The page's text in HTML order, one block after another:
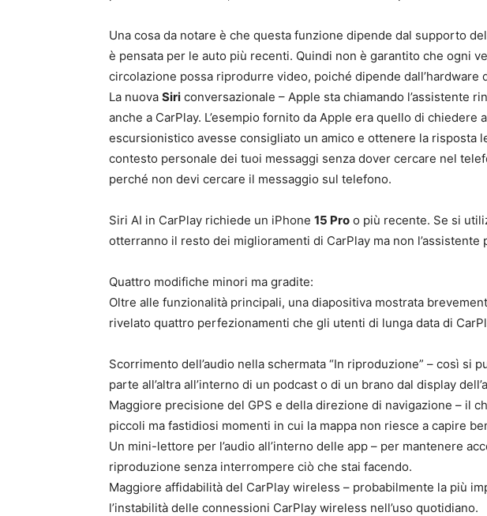
Una cosa da notare è che questa funzione dipende dal supporto
è pensata per le auto più recenti. Quindi non è garantito che ogni
circolazione possa riprodurre video, poiché dipende dall’hardware
La nuova Siri conversazionale – Apple sta chiamando l’assistente
anche a CarPlay. L’esempio fornito da Apple era quello di chiedere
escursionistico avesse consigliato un amico e ottenere la risposta
contesto personale dei tuoi messaggi senza dover cercare nel
perché non devi cercare il messaggio sul telefono.
Siri AI in CarPlay richiede un iPhone 15 Pro o più recente. Se si
otterranno il resto dei miglioramenti di CarPlay ma non l’assistente
Quattro modifiche minori ma gradite:
Oltre alle funzionalità principali, una diapositiva mostrata
rivelato quattro perfezionamenti che gli utenti di lunga data di
Scorrimento dell’audio nella schermata “In riproduzione” – così si
parte all’altra all’interno di un podcast o di un brano dal display
Maggiore precisione del GPS e della direzione di navigazione – il
piccoli ma fastidiosi momenti in cui la mappa non riesce a capire
Un mini-lettore per l’audio all’interno delle app – per mantenere
riproduzione senza interrompere ciò che stai facendo.
Maggiore affidabilità del CarPlay wireless – probabilmente la più
l’instabilità delle connessioni CarPlay wireless nell’uso quotidiano.